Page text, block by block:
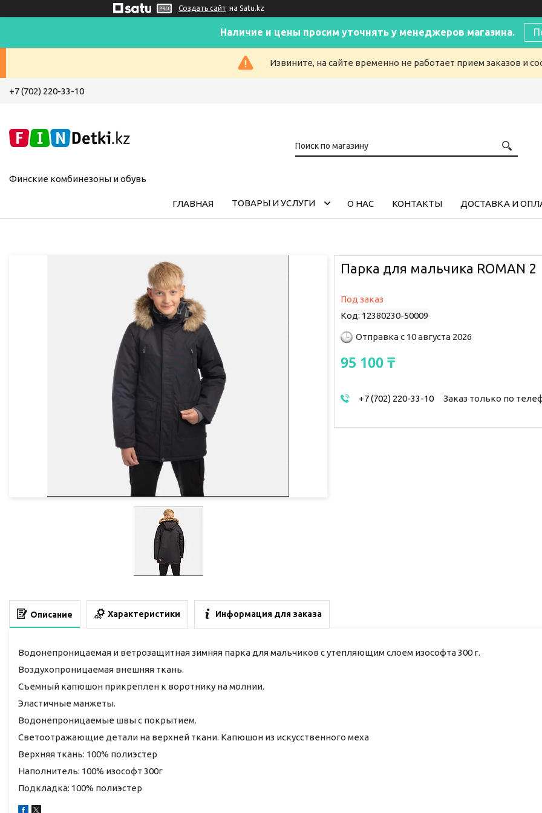
Создать сайт на Satu.kz
Наличие и цены просим уточнять у менеджеров магазина.
Извините, на сайте временно не работает прием заказов и
+7 (702) 220-33-10
Финские комбинезоны и обувь
ГЛАВНАЯ ТОВАРЫ И УСЛУГИ О НАС КОНТАКТЫ ДОСТАВКА И
Парка для мальчика ROMAN 2
Под заказ
Код: 12380230-50009
Отправка с 10 августа 2026
95 100 ₸
+7 (702) 220-33-10 Заказ только по
Описание Характеристики Информация для заказа
Водонепроницаемая и ветрозащитная зимняя парка для мальчиков с утепляющим слоем изософта 300 г.
Воздухопроницаемая внешняя ткань.
Съемный капюшон прикреплен к воротнику на молнии.
Эластичные манжеты.
Водонепроницаемые швы с покрытием.
Светоотражающие детали на верхней ткани. Капюшон из искусственного меха
Верхняя ткань: 100% полиэстер
Наполнитель: 100% изософт 300г
Подкладка: 100% полиэстер